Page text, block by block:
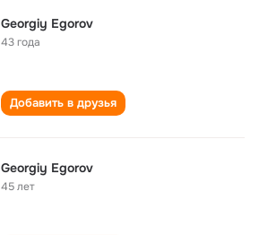
Georgiy Egorov
43 года
Добавить в друзья
Georgiy Egorov
45 лет